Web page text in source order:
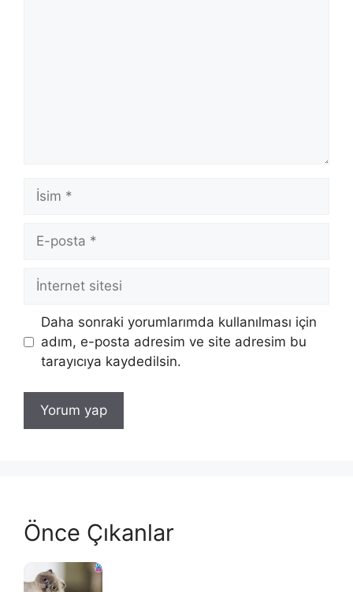
İsim
posta
İnternet
Daha sonraki yorumlarımda kullanılması için
adım, e-posta adresim ve site adresim bu
tarayıcıya kaydedilsin.
Önce Çıkanlar